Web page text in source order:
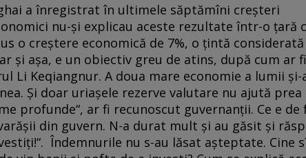
a înregistrat în ultimele săptămîni creşteri
nu-şi explicau aceste rezultate într-o ţară
o creştere economică de 7%, o ţintă
şi aşa, e un obiectiv greu de atins, după cum ar fi
Li Keqiangnur. A doua mare economie a lumii
Şi doar uriaşele rezerve valutare nu ajută
profunde“, ar fi recunoscut guvernanţii. Ce e de
din guvern. N-a durat mult şi au găsit şi
Îndemnurile nu s-au lăsat aşteptate. Cine